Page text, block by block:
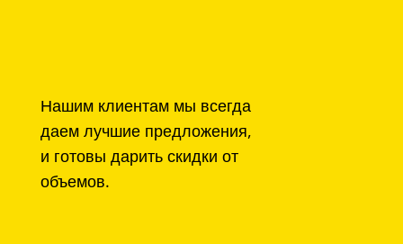
Нашим клиентам мы всегда
даем лучшие предложения,
и готовы дарить скидки от
объемов.